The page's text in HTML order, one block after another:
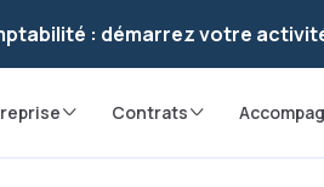
démarchea été enregistrée
: démarrez votre
Contrats